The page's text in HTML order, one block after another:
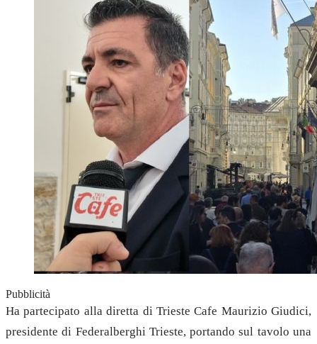
Pubblicità
Ha partecipato alla diretta di Trieste Cafe Maurizio Giudici,
presidente di Federalberghi Trieste, portando sul tavolo una